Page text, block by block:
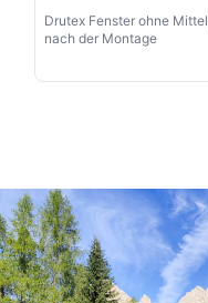
Drutex Fenster ohne
nach der Montage